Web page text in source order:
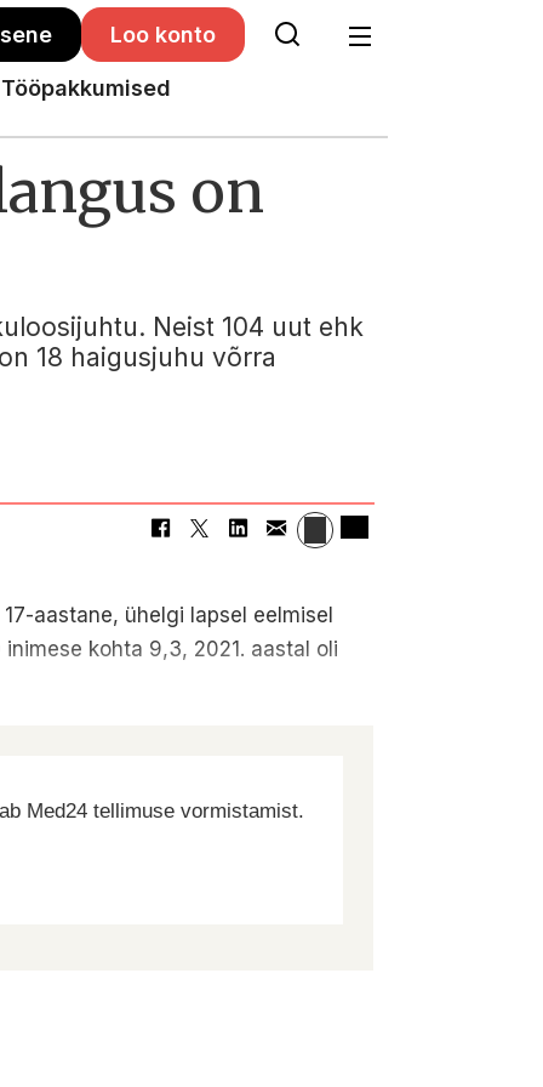
Loo konto
Tööpakkumised
on
Neist 104 uut ehk
18 haigusjuhu võrra
aastane, ühelgi lapsel eelmisel
kohta 9,3, 2021. aastal oli
Med24 tellimuse vormistamist.